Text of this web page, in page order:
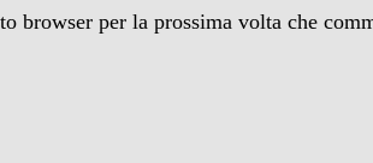
browser per la prossima volta che